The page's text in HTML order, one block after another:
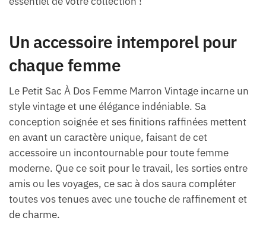
Un accessoire intemporel pour
chaque femme
Le Petit Sac À Dos Femme Marron Vintage incarne un
style vintage et une élégance indéniable. Sa
conception soignée et ses finitions raffinées mettent
en avant un caractère unique, faisant de cet
accessoire un incontournable pour toute femme
moderne. Que ce soit pour le travail, les sorties entre
amis ou les voyages, ce sac à dos saura compléter
toutes vos tenues avec une touche de raffinement et
de charme.